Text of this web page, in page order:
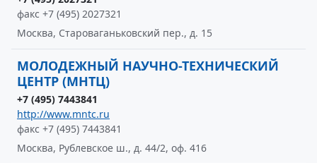
факс +7 (495) 2027321
Москва, Староваганьковский пер., д. 15
МОЛОДЕЖНЫЙ НАУЧНО-ТЕХНИЧЕСКИЙ
ЦЕНТР (МНТЦ)
+7 (495) 7443841
http://www.mntc.ru
факс +7 (495) 7443841
Москва, Рублевское ш., д. 44/2, оф. 416